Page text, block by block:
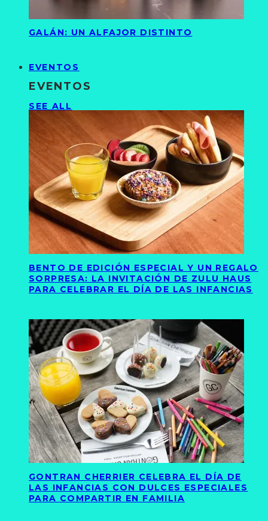
GALÁN: UN ALFAJOR DISTINTO
EVENTOS
EVENTOS
SEE ALL
BENTO DE EDICIÓN ESPECIAL Y UN REGALO
SORPRESA: LA INVITACIÓN DE ZULU HAUS
PARA CELEBRAR EL DÍA DE LAS INFANCIAS
GONTRAN CHERRIER CELEBRA EL DÍA DE
LAS INFANCIAS CON DULCES ESPECIALES
PARA COMPARTIR EN FAMILIA